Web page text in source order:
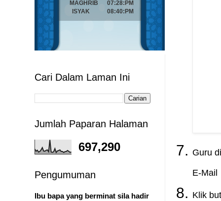
Guru
E-Mail
Klik
Cari Dalam Laman Ini
Jumlah Paparan Halaman
697,290
Pengumuman
Ibu bapa yang berminat sila hadir